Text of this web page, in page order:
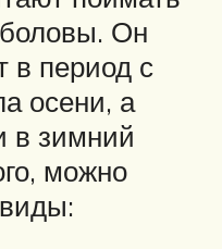
Он
в период с
осени, а
в зимний
можно